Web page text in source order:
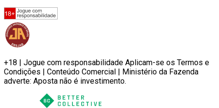
+18 | Jogue com responsabilidade Aplicam-se os Termos e
Condições | Conteúdo Comercial | Ministério da Fazenda
adverte: Aposta não é investimento.